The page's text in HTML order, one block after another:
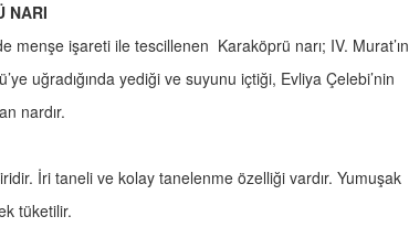
NARI
menşe işareti ile tescillenen Karaköprü narı; IV. Murat’ın
uğradığında yediği ve suyunu içtiği, Evliya Çelebi’nin
nardır.
İri taneli ve kolay tanelenme özelliği vardır. Yumuşak
tüketilir.